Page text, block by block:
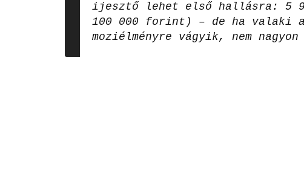
ijesztő lehet első hallásra: 5
100 000 forint) – de ha valaki
moziélményre vágyik, nem